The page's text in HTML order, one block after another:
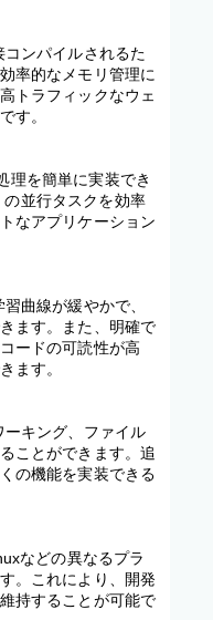
ンパイルされるた
率的なメモリ管理に
トラフィックなウェ
す。
理を簡単に実装でき
並行タスクを効率
なアプリケーション
曲線が緩やかで、
ます。また、明確で
ードの可読性が高
ます。
キング、ファイル
ことができます。追
の機能を実装できる
などの異なるプラ
。これにより、開発
持することが可能で